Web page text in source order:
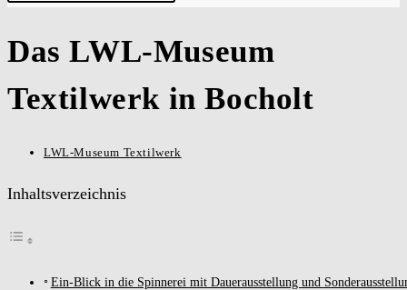
durchsuchen
Das LWL-Museum
Textilwerk in Bocholt
LWL-Museum Textilwerk
Inhaltsverzeichnis
Ein-Blick in die Spinnerei mit Dauerausstellung und